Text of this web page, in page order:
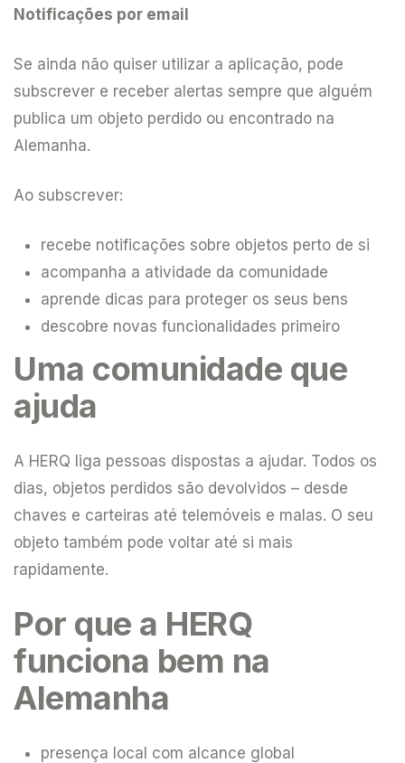
Notificações por email
Se ainda não quiser utilizar a aplicação, pode
subscrever e receber alertas sempre que alguém
publica um objeto perdido ou encontrado na
Alemanha.
Ao subscrever:
recebe notificações sobre objetos perto de si
acompanha a atividade da comunidade
aprende dicas para proteger os seus bens
descobre novas funcionalidades primeiro
Uma comunidade que
ajuda
A HERQ liga pessoas dispostas a ajudar. Todos os
dias, objetos perdidos são devolvidos – desde
chaves e carteiras até telemóveis e malas. O seu
objeto também pode voltar até si mais
rapidamente.
Por que a HERQ
funciona bem na
Alemanha
presença local com alcance global